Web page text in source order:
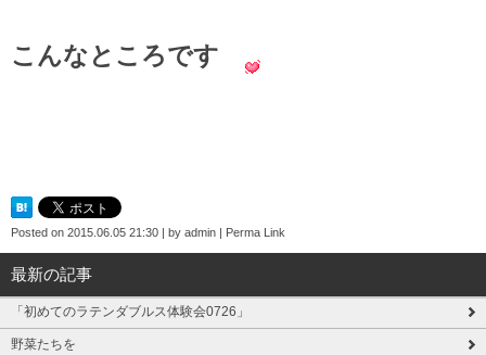
こんなところです
Posted on 2015.06.05 21:30 | by admin | Perma Link
最新の記事
「初めてのラテンダブルス体験会0726」
野菜たちを